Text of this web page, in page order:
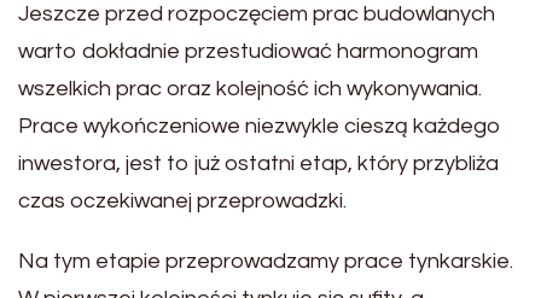
Jeszcze przed rozpoczęciem prac budowlanych
warto dokładnie przestudiować harmonogram
wszelkich prac oraz kolejność ich wykonywania.
Prace wykończeniowe niezwykle cieszą każdego
inwestora, jest to już ostatni etap, który przybliża
czas oczekiwanej przeprowadzki.
Na tym etapie przeprowadzamy prace tynkarskie.